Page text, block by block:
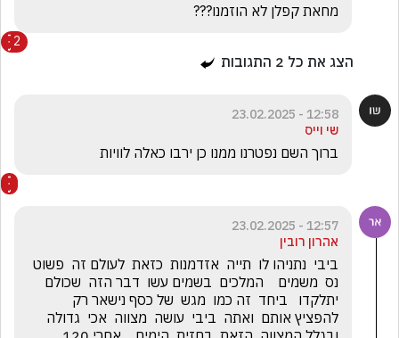
מחאת קפלן לא הוזמנו???
2
הצג את כל 2 התגובות
12:58 - 23.02.2025
שי וייס
ברוך השם נפטרנו ממנו כן ירבו כאלה לוויות
12:57 - 23.02.2025
אהרון רובין